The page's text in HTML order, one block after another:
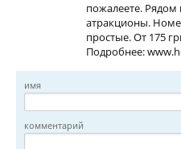
пожалеете. Рядом
атракционы.
простые. От 175
Подробнее:
имя
комментарий